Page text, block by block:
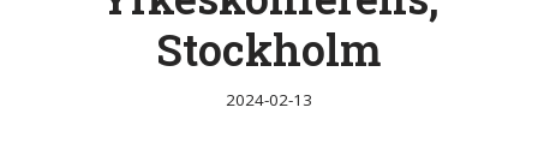
Stockholm
2024-02-13